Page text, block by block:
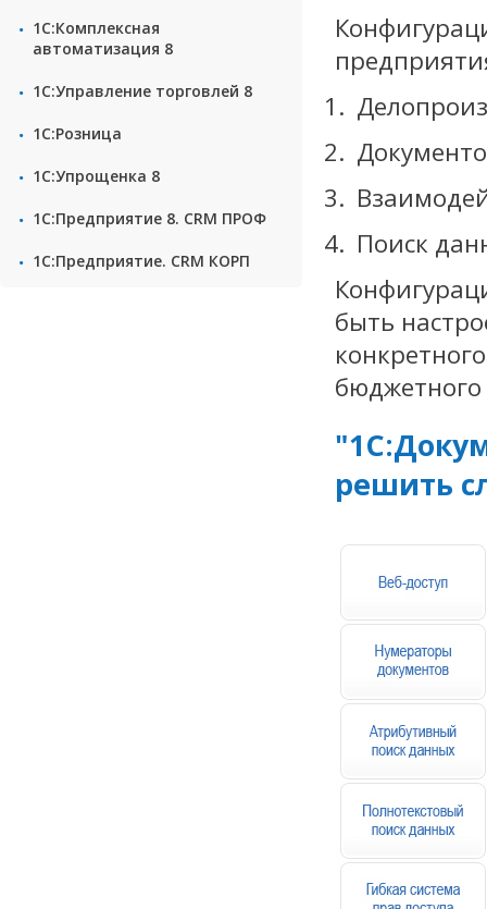
1С:Комплексная
автоматизация 8
1С:Управление торговлей 8
1С:Розница
1С:Упрощенка 8
1С:Предприятие 8. CRM ПРОФ
1С:Предприятие. CRM КОРП
Поиск
быть
решить